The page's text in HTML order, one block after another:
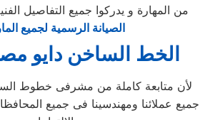
من المهارة و يدركوا جميع التفاصيل
الصيانة الرسمية لجميع
الخط الساخن دايو
لأن متابعة كاملة من مشرفى خطوط
جميع عملائنا ومهندسينا فى جميع